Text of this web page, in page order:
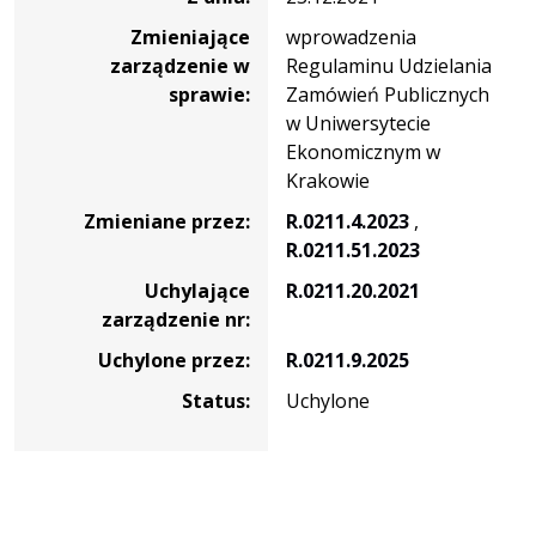
Zmieniające
zarządzenie w
sprawie:
wprowadzenia
Regulaminu Udzielania
Zamówień Publicznych
w Uniwersytecie
Ekonomicznym w
Krakowie
Zmieniane przez:
R.0211.4.2023 ,
R.0211.51.2023
Uchylające
zarządzenie nr:
R.0211.20.2021
Uchylone przez:
R.0211.9.2025
Status:
Uchylone